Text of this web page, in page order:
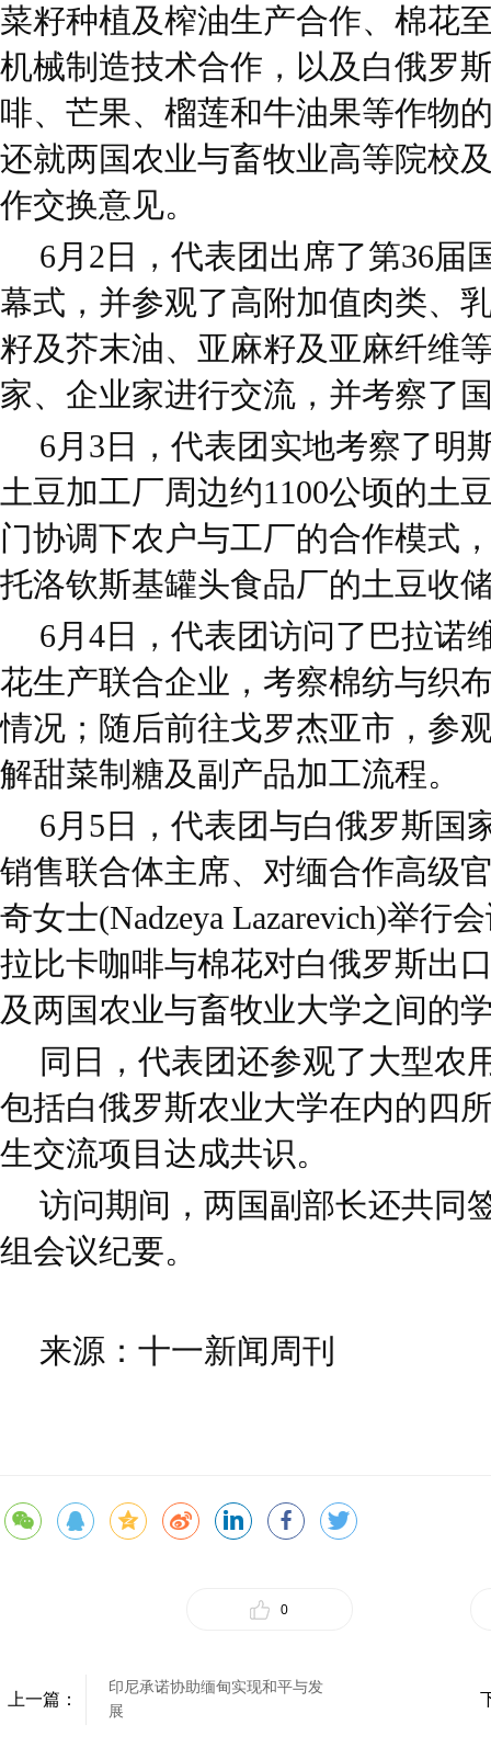
菜籽种植及榨油生产合作、棉花
机械制造技术合作，以及白俄罗
啡、芒果、榴莲和牛油果等作物
还就两国农业与畜牧业高等院校
作交换意见。
6月2日，代表团出席了第36届
幕式，并参观了高附加值肉类、
籽及芥末油、亚麻籽及亚麻纤维
家、企业家进行交流，并考察了
6月3日，代表团实地考察了明
土豆加工厂周边约1100公顷的土
门协调下农户与工厂的合作模式
托洛钦斯基罐头食品厂的土豆收
6月4日，代表团访问了巴拉诺
花生产联合企业，考察棉纺与织
情况；随后前往戈罗杰亚市，参
解甜菜制糖及副产品加工流程。
6月5日，代表团与白俄罗斯国
销售联合体主席、对缅合作高级
奇女士(Nadzeya Lazarevich)举行
拉比卡咖啡与棉花对白俄罗斯出
及两国农业与畜牧业大学之间的
同日，代表团还参观了大型农
包括白俄罗斯农业大学在内的四
生交流项目达成共识。
访问期间，两国副部长还共同
组会议纪要。
来源：十一新闻周刊
0
上一篇：
印尼承诺协助缅甸实现和平与发
展